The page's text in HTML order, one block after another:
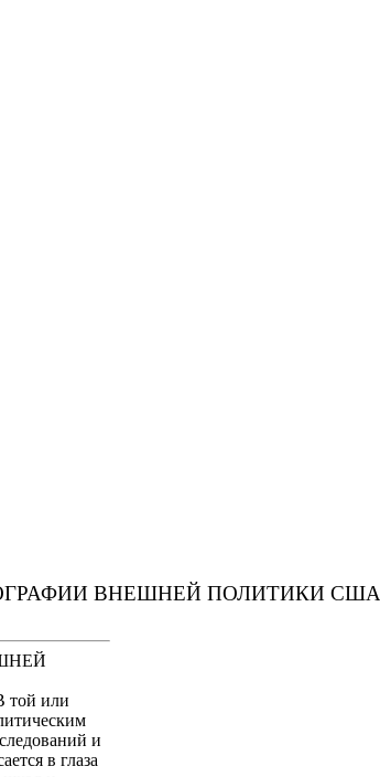
ВНЕШНЕЙ ПОЛИТИКИ США
той или
и
в глаза